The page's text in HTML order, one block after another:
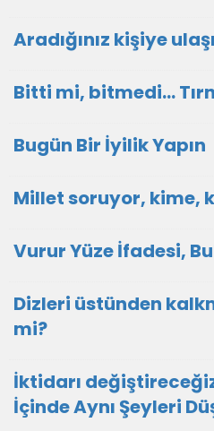
Aradığınız kişiye
Bitti mi, bitmedi...
Bugün Bir İyilik Yapın
Millet soruyor, kime,
Vurur Yüze İfadesi,
Dizleri üstünden
mi?
İktidarı
İçinde Aynı Şeyleri